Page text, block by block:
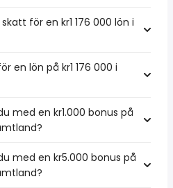
för en kr1 176 000 lön i
en lön på kr1 176 000 i
med en kr1.000 bonus på
med en kr5.000 bonus på